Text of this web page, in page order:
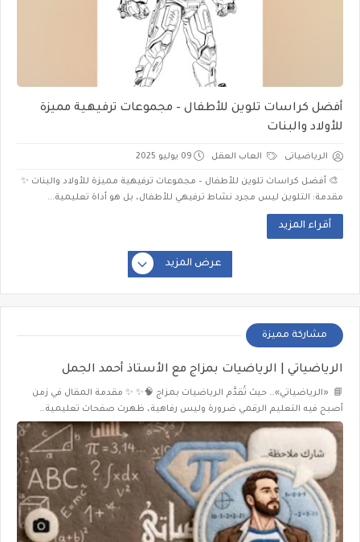
أفضل كراسات تلوين للأطفال – مجموعات ترفيهية مميزة
للأولاد والبنات
الرياضياتى العاب العقل 09 يوليو 2025
🎨 أفضل كراسات تلوين للأطفال – مجموعات ترفيهية مميزة للأولاد والبنات ✨
مقدمة: التلوين ليس مجرد نشاط ترفيهي للأطفال، بل هو أداة تعليمية...
أقراء المزيد
عرض المزيد
مشاركة مميزة
الرياضياتي | الرياضيات بمزاج مع الأستاذ أحمد الجمل
📘 «الرياضياتي»… حيث تُقدَّم الرياضيات بمزاج 🧠✨ ✨ مقدمة المقال في زمن
أصبح فيه التعليم الرقمي ضرورة وليس رفاهية، ظهرت صفحات تعليمية…